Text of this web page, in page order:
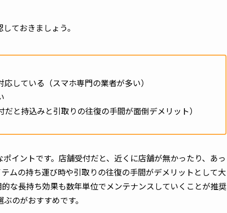
ておきましょう。
している（スマホ専門の業者が多い）
と持込みと引取りの往復の手間が面倒デメリット）
イントです。店舗受付だと、近くに店舗が無かったり、あっ
ムの持ち運び時や引取りの往復の手間がデメリットとして大
な長持ち効果も数年単位でメンテナンスしていくことが推奨
のがおすすめです。